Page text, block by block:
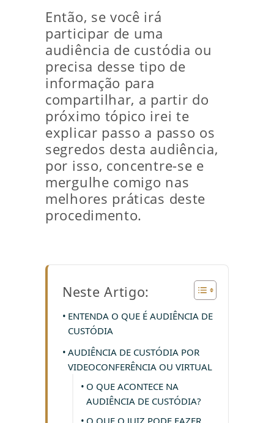
Então, se você irá
participar de uma
audiência de custódia ou
precisa desse tipo de
informação para
compartilhar, a partir do
próximo tópico irei te
explicar passo a passo os
segredos desta audiência,
por isso, concentre-se e
mergulhe comigo nas
melhores práticas deste
procedimento.
Neste Artigo:
ENTENDA O QUE É AUDIÊNCIA DE
CUSTÓDIA
AUDIÊNCIA DE CUSTÓDIA POR
VIDEOCONFERÊNCIA OU VIRTUAL
O QUE ACONTECE NA
AUDIÊNCIA DE CUSTÓDIA?
O QUE O JUIZ PODE FAZER